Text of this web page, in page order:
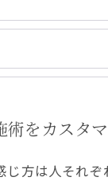
術をカスタ
じ方は人それ